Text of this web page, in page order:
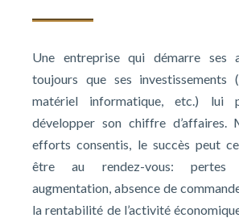
Une entreprise qui démarre ses
toujours que ses investissements
matériel informatique, etc.) lui
développer son chiffre d’affaires.
efforts consentis, le succès peut
être au rendez-vous: pertes
augmentation, absence de
la rentabilité de l’activité